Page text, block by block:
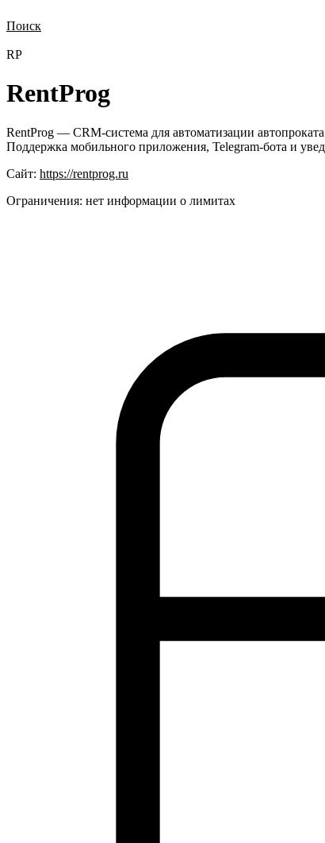
Поиск
RP
RentProg
RentProg — CRM-система для автоматизации
Поддержка мобильного приложения, Telegram-бота и
Сайт: https://rentprog.ru
Ограничения: нет информации о лимитах